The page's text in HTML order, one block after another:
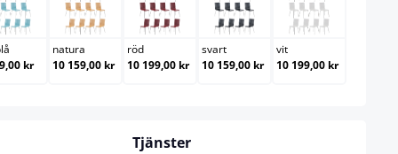
ljösblå
kr
natura
natura
10 159,00 kr
röd
röd
10 199,00 kr
svart
svart
10 159,00 kr
vit
vit
10 199,00 kr
Tjänster